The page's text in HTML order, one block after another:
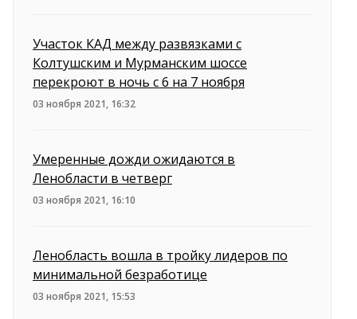
Участок КАД между развязками с
Колтушским и Мурманским шоссе
перекроют в ночь с 6 на 7 ноября
03 ноября 2021, 16:32
Умеренные дожди ожидаются в
Ленобласти в четверг
03 ноября 2021, 16:10
Ленобласть вошла в тройку лидеров по
минимальной безработице
03 ноября 2021, 15:53